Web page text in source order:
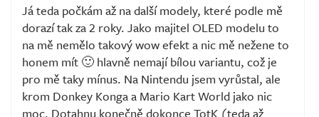
Já teda počkám až na další modely, které podle mě
dorazí tak za 2 roky. Jako majitel OLED modelu to
na mě nemělo takový wow efekt a nic mě nežene to
honem mít 🙂 hlavně nemají bílou variantu, což je
pro mě taky mínus. Na Nintendu jsem vyrůstal, ale
krom Donkey Konga a Mario Kart World jako nic
moc. Dotahnu konečně dokonce TotK (teda až